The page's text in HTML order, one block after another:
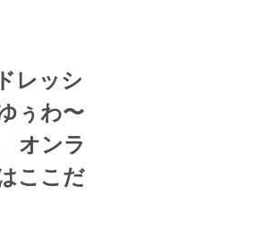
レッシ
ぅわ〜
オンラ
ここだ